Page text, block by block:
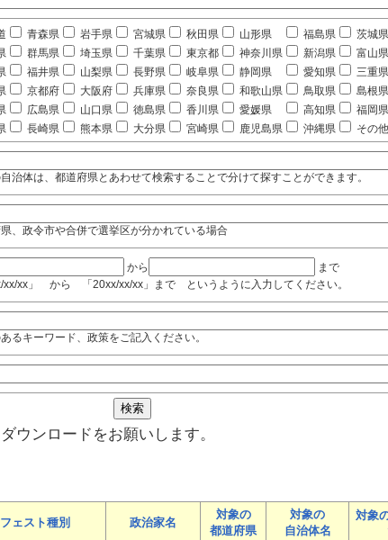
青森県 岩手県 宮城県 秋田県 山形県 福島県
茨城県
群馬県 埼玉県 千葉県 東京都 神奈川県 新潟県
富山県
福井県 山梨県 長野県 岐阜県 静岡県 愛知県
三重県
京都府 大阪府 兵庫県 奈良県 和歌山県 鳥取県
島根県
広島県 山口県 徳島県 香川県 愛媛県 高知県
福岡県
長崎県 熊本県 大分県 宮崎県 鹿児島県 沖縄県 その他
治体は、都道府県とあわせて検索することで分けて探すことができます。
、政令市や合併で選挙区が分かれている場合
から
まで
xx」 から 「20xx/xx/xx」まで というように入力してください。
るキーワード、政策をご記入ください。
ウンロードをお願いします。
ェスト種別 政治家名
対象の
都道府県
対象の
自治体名
対象